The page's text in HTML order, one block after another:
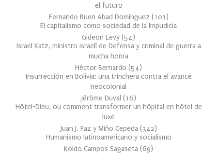
el futuro
Fernando Buen Abad Domínguez (101 )
El capitalismo como sociedad de la Impudicia
Gideon Levy (54)
Israel Katz, ministro israelí de Defensa y criminal de guerra a
mucha honra
Héctor Bernardo (54)
Insurrección en Bolivia: una trinchera contra el avance
neocolonial
Jérôme Duval (16)
Hôtel-Dieu, ou comment transformer un hôpital en hôtel de
luxe
Juan J. Paz y Miño Cepeda (342)
Humanismo latinoamericano y socialismo
Koldo Campos Sagaseta (69)